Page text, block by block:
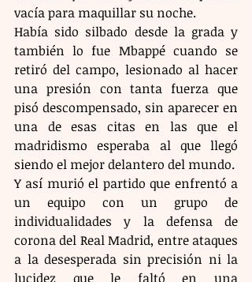
vacía para maquillar su noche.
Había sido silbado desde la grada y
también lo fue Mbappé cuando se
retiró del campo, lesionado al hacer
una presión con tanta fuerza que
pisó descompensado, sin aparecer en
una de esas citas en las que el
madridismo esperaba al que llegó
siendo el mejor delantero del mundo.
Y así murió el partido que enfrentó a
un equipo con un grupo de
individualidades y la defensa de
corona del Real Madrid, entre ataques
a la desesperada sin precisión ni la
lucidez que le faltó en una